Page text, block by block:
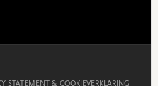
STATEMENT & COOKIEVERKLARING